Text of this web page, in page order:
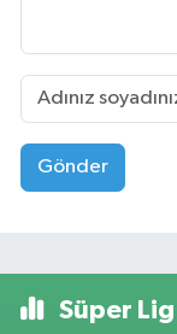
Gönder
Süper